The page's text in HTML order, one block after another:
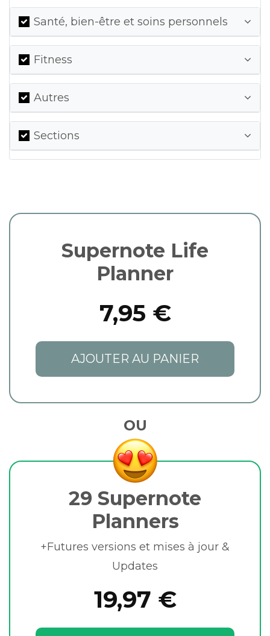
Santé, bien-être et soins personnels
Fitness
Autres
Sections
Supernote Life
Planner
7,95 €
AJOUTER AU PANIER
OU
29 Supernote
Planners
+Futures versions et mises à jour &
Updates
19,97 €